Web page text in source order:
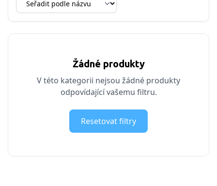
Žádné produkty
V této kategorii nejsou žádné produkty
odpovídající vašemu filtru.
Resetovat filtry